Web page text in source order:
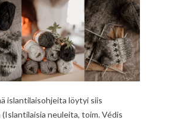
islantilaisohjeita löytyi siis
neuleita, toim. Védis